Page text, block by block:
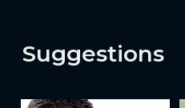
Suggestions